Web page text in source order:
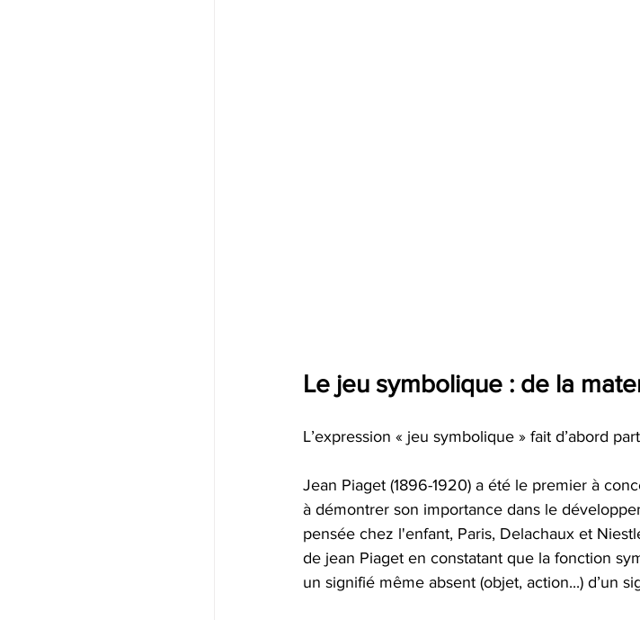
Le jeu symbolique : de la
L’expression « jeu symbolique » fait d’abord
Jean Piaget (1896-1920) a été le premier à
à démontrer son importance dans le
pensée chez l'enfant, Paris, Delachaux et
de jean Piaget en constatant que la fonction
un signifié même absent (objet, action...) d’un